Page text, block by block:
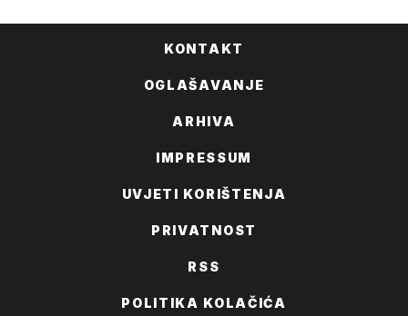
KONTAKT
OGLAŠAVANJE
ARHIVA
IMPRESSUM
UVJETI KORIŠTENJA
PRIVATNOST
RSS
POLITIKA KOLAČIĆA